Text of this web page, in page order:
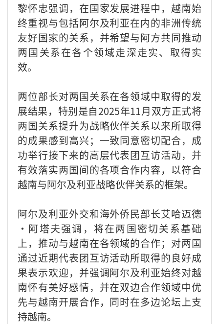
黎怀忠强调，在国家发展进程中，越南始
终重视与包括阿尔及利亚在内的非洲传统
友好国家的关系，并希望与阿方共同推动
两国关系在各个领域走深走实、取得实
效。
两位部长对两国关系在各领域中取得的发
展结果，特别是自2025年11月双方正式将
两国关系提升为战略伙伴关系以来所取得
的成果感到高兴；一致同意密切配合，成
功举行接下来的高层代表团互访活动，并
有效落实两国间的各项合作内容，以符合
越南与阿尔及利亚战略伙伴关系的框架。
阿尔及利亚外交和海外侨民部长艾哈迈德
·阿塔夫强调，将在两国密切关系基础
上，推动与越南在各领域的合作；对两国
通过近期代表团互访活动所取得的良好成
果表示欢迎，并强调阿尔及利亚始终对越
南怀有美好感情，并在双边合作领域中优
先与越南开展合作，同时在多边论坛上支
持越南。